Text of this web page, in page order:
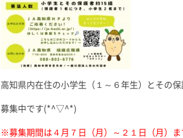
高知県内在住の小学生（１～６年生）とその
募集中です(*^▽^*)
※募集期間は４月７日（月）～２１日（月）ま